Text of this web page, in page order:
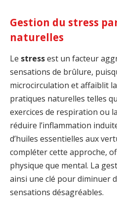
Gestion du stress
naturelles
Le stressest un facteur
sensations de brûlure,
microcirculation et affaiblit
pratiques naturelles telles
exercices de respiration ou
réduire l’inflammation
d’huiles essentielles aux
compléter cette approche,
physique que mental. La
ainsi une clé pour diminuer
sensations désagréables.